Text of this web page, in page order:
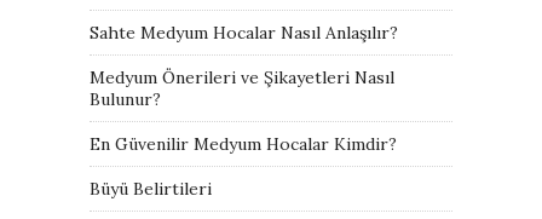
Sahte Medyum Hocalar Nasıl Anlaşılır?
Medyum Önerileri ve Şikayetleri Nasıl
Bulunur?
En Güvenilir Medyum Hocalar Kimdir?
Büyü Belirtileri